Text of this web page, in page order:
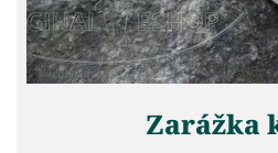
Zarážka